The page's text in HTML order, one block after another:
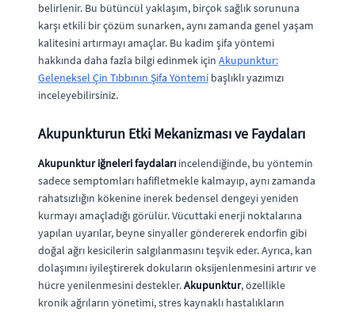
belirlenir. Bu bütüncül yaklaşım, birçok sağlık sorununa
karşı etkili bir çözüm sunarken, aynı zamanda genel yaşam
kalitesini artırmayı amaçlar. Bu kadim şifa yöntemi
hakkında daha fazla bilgi edinmek için Akupunktur:
Geleneksel Çin Tıbbının Şifa Yöntemi başlıklı yazımızı
inceleyebilirsiniz.
Akupunkturun Etki Mekanizması ve Faydaları
Akupunktur iğneleri faydaları incelendiğinde, bu yöntemin
sadece semptomları hafifletmekle kalmayıp, aynı zamanda
rahatsızlığın kökenine inerek bedensel dengeyi yeniden
kurmayı amaçladığı görülür. Vücuttaki enerji noktalarına
yapılan uyarılar, beyne sinyaller göndererek endorfin gibi
doğal ağrı kesicilerin salgılanmasını teşvik eder. Ayrıca, kan
dolaşımını iyileştirerek dokuların oksijenlenmesini artırır ve
hücre yenilenmesini destekler.Akupunktur, özellikle
kronik ağrıların yönetimi, stres kaynaklı hastalıkların